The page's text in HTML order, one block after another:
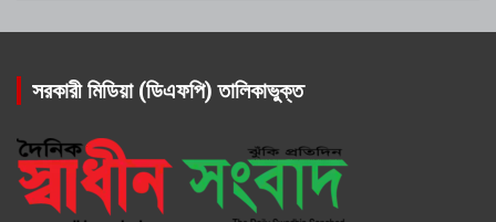
সরকারী মিডিয়া (ডিএফপি) তালিকাভুক্ত